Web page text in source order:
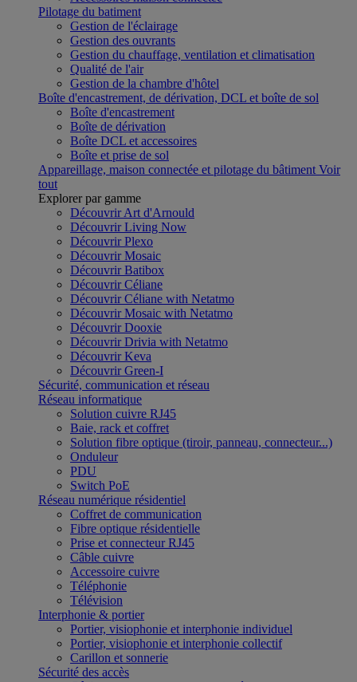
Pilotage du batiment
Gestion de l'éclairage
Gestion des ouvrants
Gestion du chauffage, ventilation et climatisation
Qualité de l'air
Gestion de la chambre d'hôtel
Boîte d'encastrement, de dérivation, DCL et boîte de sol
Boîte d'encastrement
Boîte de dérivation
Boîte DCL et accessoires
Boîte et prise de sol
Appareillage, maison connectée et pilotage du bâtiment Voir
tout
Explorer par gamme
Découvrir Art d'Arnould
Découvrir Living Now
Découvrir Plexo
Découvrir Mosaic
Découvrir Batibox
Découvrir Céliane
Découvrir Céliane with Netatmo
Découvrir Mosaic with Netatmo
Découvrir Dooxie
Découvrir Drivia with Netatmo
Découvrir Keva
Découvrir Green-I
Sécurité, communication et réseau
Réseau informatique
Solution cuivre RJ45
Baie, rack et coffret
Solution fibre optique (tiroir, panneau, connecteur...)
Onduleur
PDU
Switch PoE
Réseau numérique résidentiel
Coffret de communication
Fibre optique résidentielle
Prise et connecteur RJ45
Câble cuivre
Accessoire cuivre
Téléphonie
Télévision
Interphonie & portier
Portier, visiophonie et interphonie individuel
Portier, visiophonie et interphonie collectif
Carillon et sonnerie
Sécurité des accès